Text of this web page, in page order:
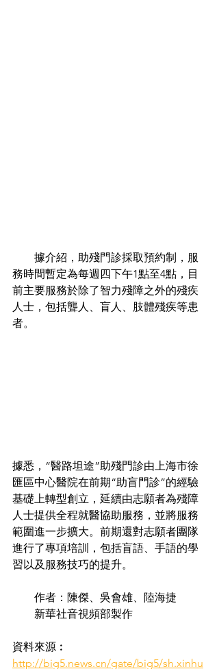
據介紹，助殘門診採取預約制，服
務時間暫定為每週四下午1點至4點，目
前主要服務於除了智力殘障之外的殘疾
人士，包括聾人、盲人、肢體殘疾等患
者。
據悉，“醫路坦途”助殘門診由上海市徐
匯區中心醫院在前期“助盲門診”的經驗
基礎上轉型創立，延續由志願者為殘障
人士提供全程就醫協助服務，並將服務
範圍進一步擴大。前期還對志願者團隊
進行了專項培訓，包括盲語、手語的學
習以及服務技巧的提升。
作者：陳傑、吳會雄、陸海捷
新華社音視頻部製作
資料來源︰
http://big5.news.cn/gate/big5/sh.xinhu